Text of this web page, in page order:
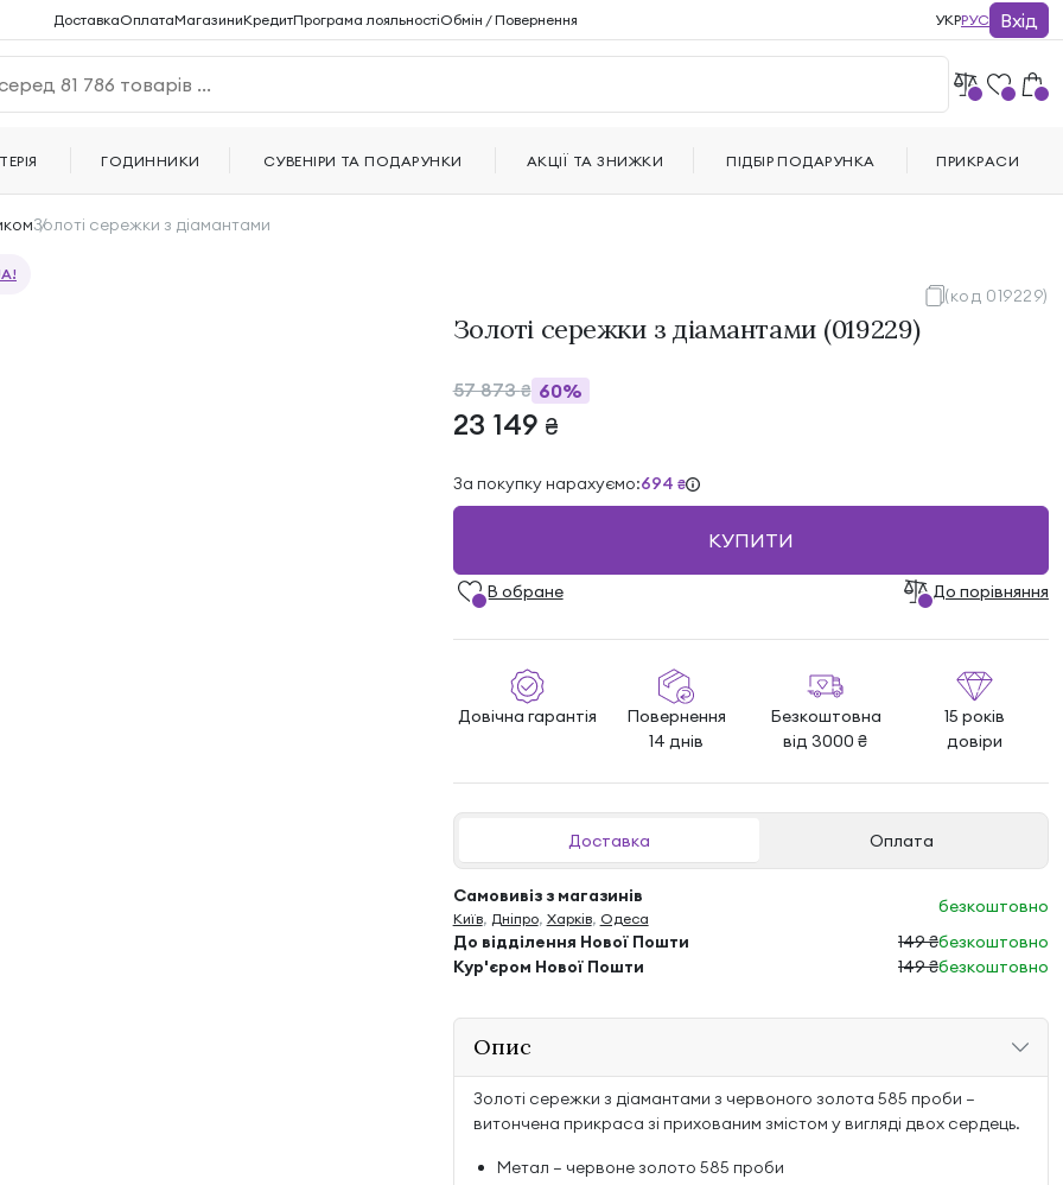
Золоті сережки з діамантами
(код 019229)
Золоті сережки з діамантами (019229)
57 873₴ 60%
23 149 ₴
За покупку нарахуємо:694 ₴
КУПИТИ
В обране До порівняння
Довічна гарантія
Повернення
14 днів
Безкоштовна
від 3000 ₴
15 років
довіри
Доставка Оплата
Самовивіз з магазинів
Київ, Дніпро, Харків, Одеса
безкоштовно
До відділення Нової Пошти
149 ₴безкоштовно
Кур'єром Нової Пошти
149 ₴безкоштовно
Опис
Золоті сережки з діамантами з червоного золота 585 проби —
витончена прикраса зі прихованим змістом у вигляді двох сердець.
Метал — червоне золото 585 проби
ДоставкаОплатаМагазиниКредитПрограма лояльностіОбмін / Повернення УКРРУС Вхід
ГОДИННИКИ СУВЕНІРИ ТА ПОДАРУНКИ АКЦІЇ ТА ЗНИЖКИ ПІДБІР ПОДАРУНКА ПРИКРАСИ